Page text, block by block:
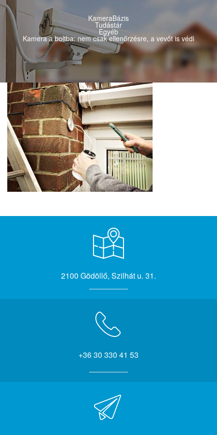
KameraBázis
Tudástár
Egyéb
Kamera a boltba: nem csak ellenőrzésre, a vevőt is védi
2100 Gödöllő, Szilhát u. 31.
+36 30 330 41 53